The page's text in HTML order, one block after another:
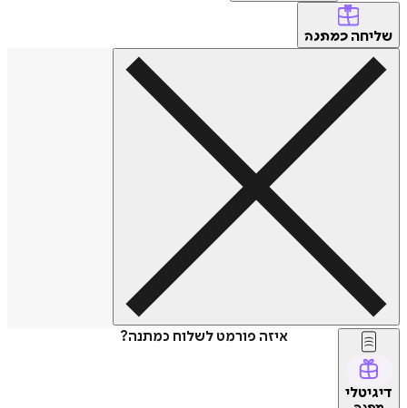
שליחה כמתנה
איזה פורמט לשלוח כמתנה?
דיגיטלי